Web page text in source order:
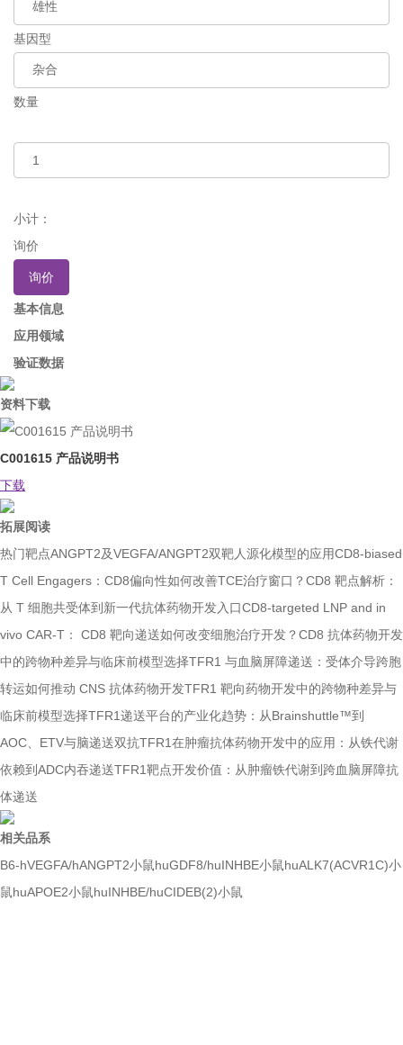
基因型
数量
小计：
询价
询价
基本信息
应用领域
验证数据
资料下载
C001615 产品说明书
下载
拓展阅读
热门靶点ANGPT2及VEGFA/ANGPT2双靶人源化模型的应用CD8-biased
T Cell Engagers：CD8偏向性如何改善TCE治疗窗口？ CD8 靶点解析：
从 T 细胞共受体到新一代抗体药物开发入口CD8-targeted LNP and in
vivo CAR-T： CD8 靶向递送如何改变细胞治疗开发？ CD8 抗体药物开发
中的跨物种差异与临床前模型选择TFR1 与血脑屏障递送：受体介导跨胞
转运如何推动 CNS 抗体药物开发TFR1 靶向药物开发中的跨物种差异与
临床前模型选择TFR1递送平台的产业化趋势：从Brainshuttle™到
AOC、ETV与脑递送双抗TFR1在肿瘤抗体药物开发中的应用：从铁代谢
依赖到ADC内吞递送TFR1靶点开发价值：从肿瘤铁代谢到跨血脑屏障抗
体递送
相关品系
B6-hVEGFA/hANGPT2小鼠huGDF8/huINHBE小鼠huALK7(ACVR1C)小
鼠huAPOE2小鼠huINHBE/huCIDEB(2)小鼠